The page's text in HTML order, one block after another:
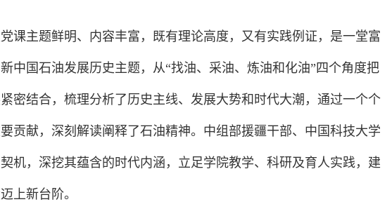
课主题鲜明、内容丰富，既有理论高度，又有实践例证，是一堂富
中国石油发展历史主题，从“找油、采油、炼油和化油”四个角度把
密结合，梳理分析了历史主线、发展大势和时代大潮，通过一个个
贡献，深刻解读阐释了石油精神。中组部援疆干部、中国科技大学
机，深挖其蕴含的时代内涵，立足学院教学、科研及育人实践，建
上新台阶。